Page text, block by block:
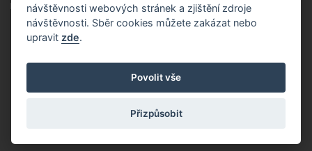
KONTAKTY
návštěvnosti webových stránek a zjištění zdroje
návštěvnosti. Sběr cookies můžete zakázat nebo
upravit zde.
Povolit vše
Přizpůsobit